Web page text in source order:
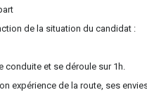
de la situation du candidat :
conduite et se déroule sur 1h.
expérience de la route, ses